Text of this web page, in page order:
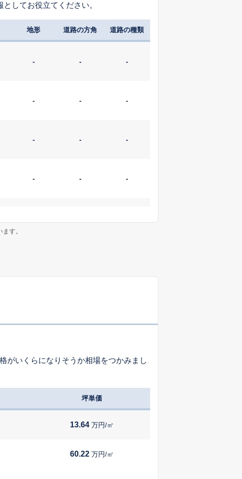
してお役立てください。
地形 道路の方角 道路の種類
- - -
- - -
- - -
- - -
- - -
-
す。
がいくらになりそうか相場をつかみまし
坪単価
13.64 万円/㎡
60.22 万円/㎡